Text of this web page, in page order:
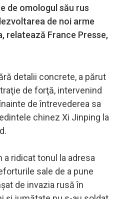
de omologul său rus
de noi arme
relatează France Presse,
detalii concrete, a părut
de forţă, intervenind
de întrevederea sa
chinez Xi Jinping la
ridicat tonul la adresa
sale de a pune
de invazia rusă în